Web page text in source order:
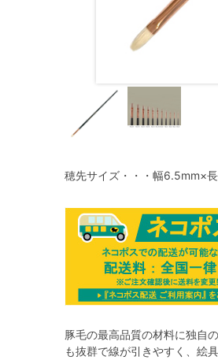
穂先サイズ・・・幅6.5mm×
豚毛の最高品質の材料に独自
も抜群で線が引きやすく、絵